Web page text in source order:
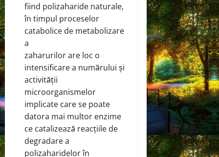
fiind polizaharide naturale,
în timpul proceselor
catabolice de metabolizare
a
zaharurilor are loc o
intensificare a numărului și
activității
microorganismelor
implicate care se poate
datora mai multor enzime
ce catalizează reacțiile de
degradare a
polizaharidelor în